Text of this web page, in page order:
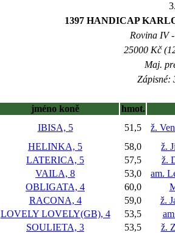
1397 HANDICAP
Rovina IV
25000 Kč
Maj.
Zápisné:
jméno koně
hmot.
IBISA, 5 51,5
ž.
HELINKA, 5 58,0
ž.
LATERICA, 5 57,5
ž.
VAILA, 8 53,0
am.
OBLIGATA, 4 60,0
RACONA, 4 59,0
ž.
LOVELY LOVELY(GB), 4 53,5
SOULIETA, 3 53,5
ž.